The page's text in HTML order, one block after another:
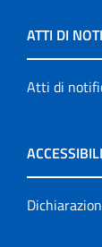
ATTI DI
Atti di